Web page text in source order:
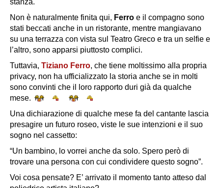
Non è naturalmente finita qui, Ferro e il compagno sono
stati beccati anche in un ristorante, mentre mangiavano
su una terrazza con vista sul Teatro Greco e tra un selfie e
l’altro, sono apparsi piuttosto complici.
Tuttavia, Tiziano Ferro, che tiene moltissimo alla propria
privacy, non ha ufficializzato la storia anche se in molti
sono convinti che il loro rapporto duri già da qualche
mese.
Una dichiarazione di qualche mese fa del cantante lascia
presagire un futuro roseo, viste le sue intenzioni e il suo
sogno nel cassetto:
“Un bambino, lo vorrei anche da solo. Spero però di
trovare una persona con cui condividere questo sogno”.
Voi cosa pensate? E’ arrivato il momento tanto atteso dal